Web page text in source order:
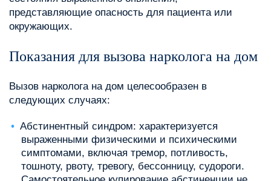
представляющие опасность для пациента или
окружающих.
Показания для вызова нарколога на дом
Вызов нарколога на дом целесообразен в
следующих случаях:
Абстинентный синдром: характеризуется
выраженными физическими и психическими
симптомами, включая тремор, потливость,
тошноту, рвоту, тревогу, бессонницу, судороги.